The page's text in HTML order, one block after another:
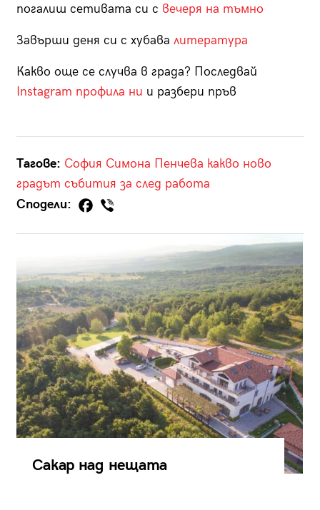
погалиш сетивата си с вечеря на тъмно
Завърши деня си с хубава литература
Какво още се случва в града? Последвай
Instagram профила ни и разбери пръв
Тагове: София Симона Пенчева какво ново
градът събития за след работа
Сподели:
Сакар над нещата